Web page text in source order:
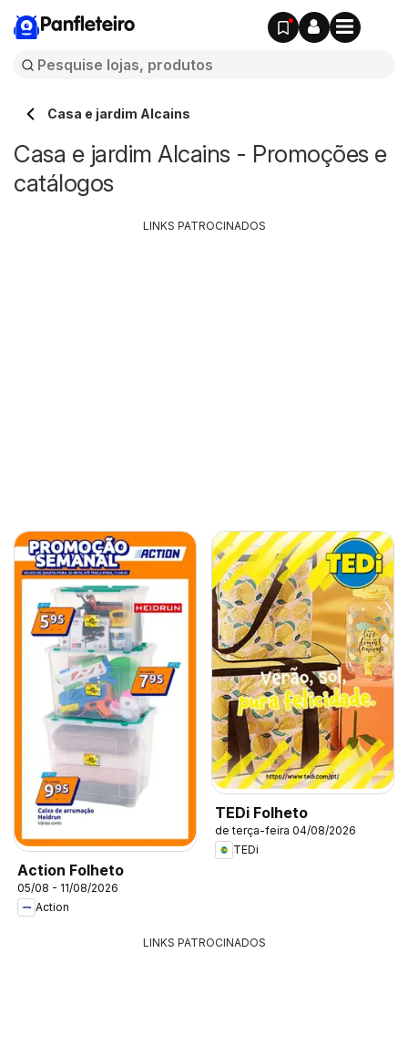
Panfleteiro
Casa e jardim Alcains
Casa e jardim Alcains - Promoções e
catálogos
Action Folheto
05/08 - 11/08/2026
Action
TEDi Folheto
de terça-feira 04/08/2026
TEDi
LINKS PATROCINADOS
LINKS PATROCINADOS